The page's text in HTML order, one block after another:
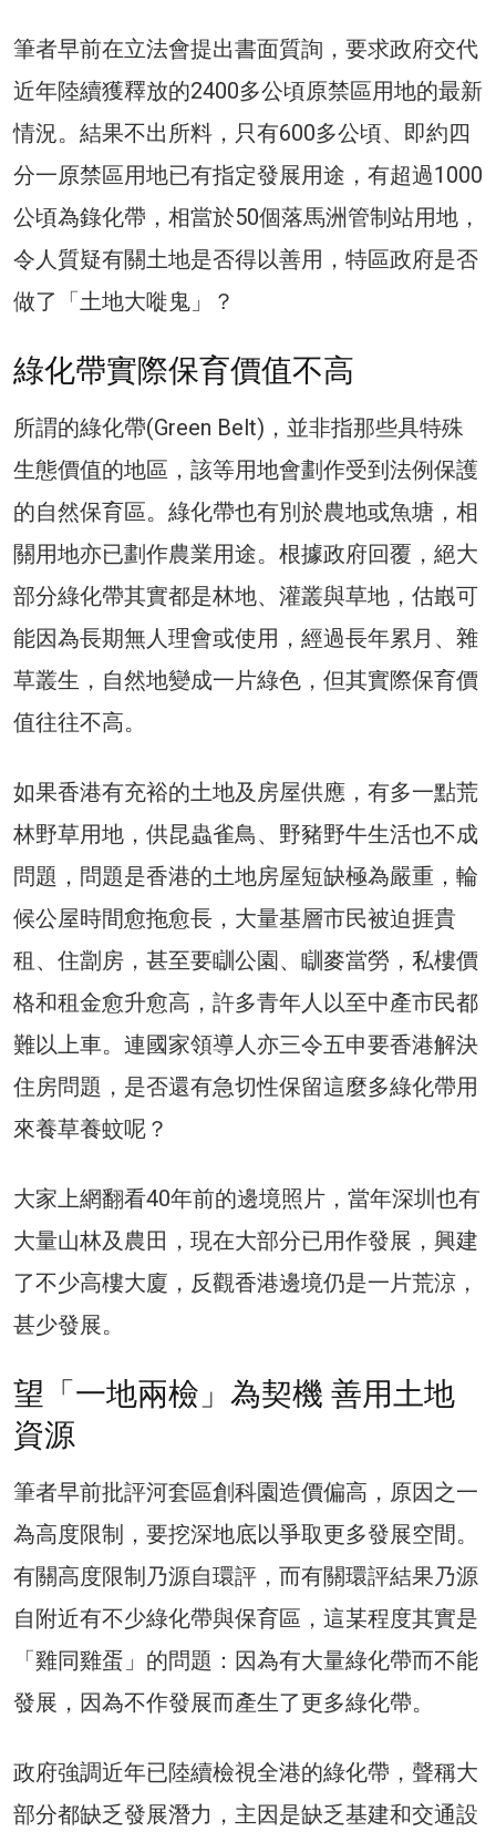
筆者早前在立法會提出書面質詢，要求政府交代
近年陸續獲釋放的2400多公頃原禁區用地的最新
情況。結果不出所料，只有600多公頃、即約四
分一原禁區用地已有指定發展用途，有超過1000
公頃為錄化帶，相當於50個落馬洲管制站用地，
令人質疑有關土地是否得以善用，特區政府是否
做了「土地大嘥鬼」？
綠化帶實際保育價值不高
所謂的綠化帶(Green Belt)，並非指那些具特殊
生態價值的地區，該等用地會劃作受到法例保護
的自然保育區。綠化帶也有別於農地或魚塘，相
關用地亦已劃作農業用途。根據政府回覆，絕大
部分綠化帶其實都是林地、灌叢與草地，估嶯可
能因為長期無人理會或使用，經過長年累月、雜
草叢生，自然地變成一片綠色，但其實際保育價
值往往不高。
如果香港有充裕的土地及房屋供應，有多一點荒
林野草用地，供昆蟲雀鳥、野豬野牛生活也不成
問題，問題是香港的土地房屋短缺極為嚴重，輪
候公屋時間愈拖愈長，大量基層市民被迫捱貴
租、住劏房，甚至要瞓公園、瞓麥當勞，私樓價
格和租金愈升愈高，許多青年人以至中產市民都
難以上車。連國家領導人亦三令五申要香港解決
住房問題，是否還有急切性保留這麼多綠化帶用
來養草養蚊呢？
大家上網翻看40年前的邊境照片，當年深圳也有
大量山林及農田，現在大部分已用作發展，興建
了不少高樓大廈，反觀香港邊境仍是一片荒涼，
甚少發展。
望「一地兩檢」為契機 善用土地
資源
筆者早前批評河套區創科園造價偏高，原因之一
為高度限制，要挖深地底以爭取更多發展空間。
有關高度限制乃源自環評，而有關環評結果乃源
自附近有不少綠化帶與保育區，這某程度其實是
「雞同雞蛋」的問題：因為有大量綠化帶而不能
發展，因為不作發展而產生了更多綠化帶。
政府強調近年已陸續檢視全港的綠化帶，聲稱大
部分都缺乏發展潛力，主因是缺乏基建和交通設